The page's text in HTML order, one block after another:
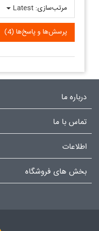
پرسش‌ها و پاسخ‌ها (4)
مرتب‌سازی: Latest
درباره ما
تماس با ما
اطلاعات
بخش های فروشگاه